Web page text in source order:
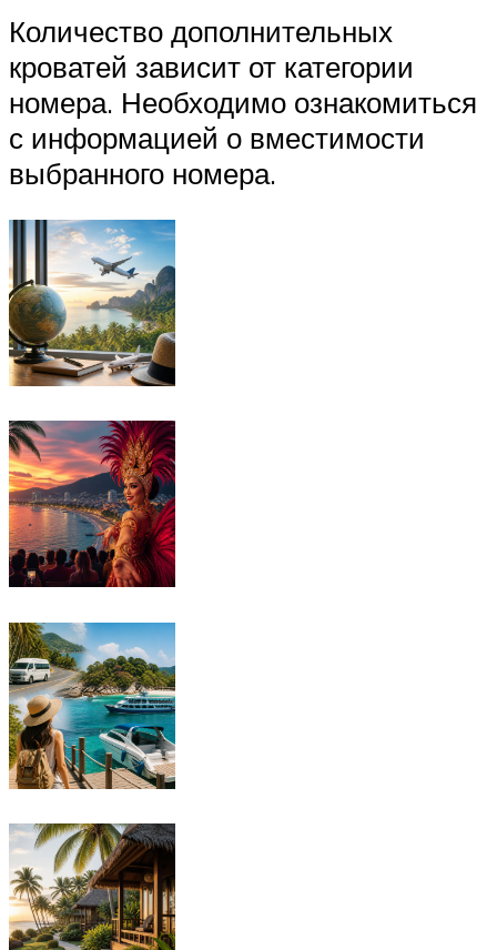
Количество дополнительных
кроватей зависит от категории
номера. Необходимо ознакомиться
с информацией о вместимости
выбранного номера.